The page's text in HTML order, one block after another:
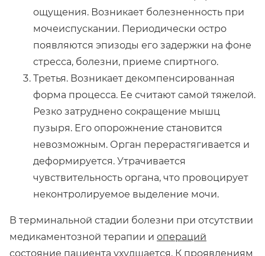
ощущения. Возникает болезненность при
мочеиспускании. Периодически остро
появляются эпизоды его задержки на фоне
стресса, болезни, приеме спиртного.
Третья. Возникает декомпенсированная
форма процесса. Ее считают самой тяжелой.
Резко затруднено сокращение мышц
пузыря. Его опорожнение становится
невозможным. Орган перерастягивается и
деформируется. Утрачивается
чувствительность органа, что провоцирует
неконтролируемое выделение мочи.
В терминальной стадии болезни при отсутствии
медикаментозной терапии и операций
состояние пациента ухудшается. К проявлениям